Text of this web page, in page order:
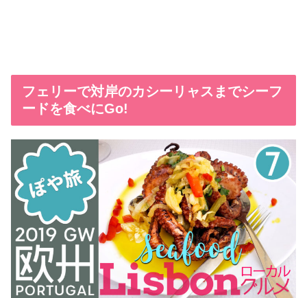
フェリーで対岸のカシーリャスまでシーフ
ードを食べにGo!